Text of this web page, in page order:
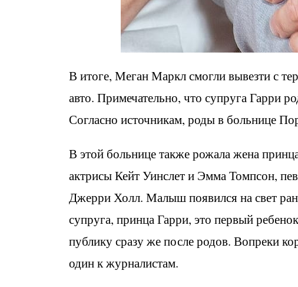
В итоге, Меган Маркл смогли вывезти с
авто. Примечательно, что супруга Гарри
Согласно источникам, роды в больнице
В этой больнице также рожала жена
актрисы Кейт Уинслет и Эмма Томпсон,
Джерри Холл. Малыш появился на свет
супруга, принца Гарри, это первый
публику сразу же после родов. Вопреки
один к журналистам.